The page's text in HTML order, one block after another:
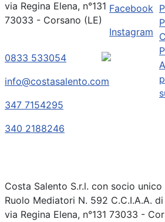
via Regina Elena, n°131
73033 - Corsano (LE)
0833 533054
info@costasalento.com
347 7154295
340 2188246
Facebook
Instagram
Costa Salento S.r.l. con socio
Ruolo Mediatori N. 592 C.C.I.A.A.
via Regina Elena, n°131 73033 -